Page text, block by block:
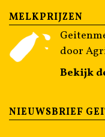
MELKPRIJZEN
door
Bekijk
NIEUWSBRIEF